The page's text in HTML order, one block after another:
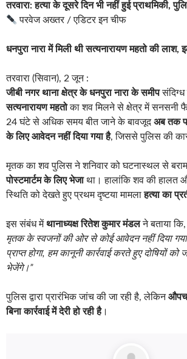
तरवारा: हत्या के दूसरे दिन भी नहीं हुई प्राथमिकी,
परवेज अख्तर / एडिटर इन चीफ
धनपुरा नारा में मिली थी सत्यनारायण महतो की
तरवारा (सिवान), 2 जून :
जीबी नगर थाना क्षेत्र के धनपुरा नारा के समीपसंदिग्ध
सत्यनारायण महतोका शव मिलने से क्षेत्र में सनसनी
24 घंटे से अधिक समय बीत जाने के बावजूदअब तक
के लिए आवेदन नहीं दिया गया है, जिससे पुलिस की
मृतक का शव पुलिस ने शनिवार को घटनास्थल से
पोस्टमार्टम के लिए भेजाथा। हालांकि शव की हालत
स्थिति को देखते हुए प्रथम दृष्टया मामलाहत्या का
इस संबंध मेंथानाध्यक्ष रितेश कुमार मंडलने बताया कि,
मृतक के स्वजनों की ओर से कोई आवेदन नहीं दिया
प्राप्त होगा, हम कानूनी कार्रवाई करते हुए दोषियों
भेजेंगे।”
पुलिस द्वारा प्रारंभिक जांच की जा रही है, लेकिन
बिना कार्रवाई में देरी हो रही है।